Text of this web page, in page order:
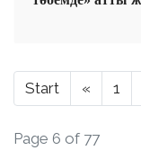
Start « 1
Page 6 of 77